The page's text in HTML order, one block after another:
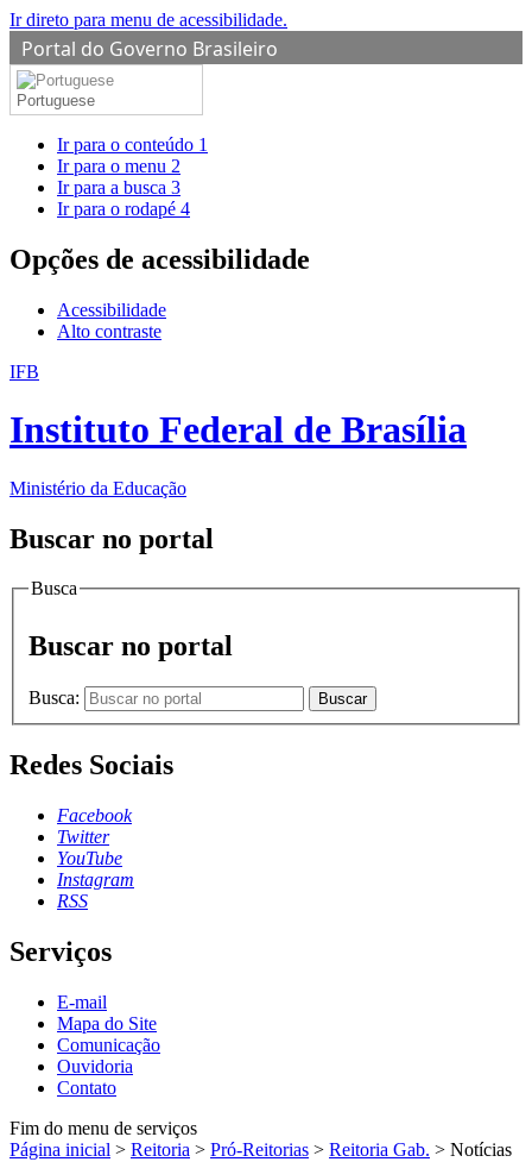
Ir direto para menu de acessibilidade.
Portal do Governo Brasileiro
Portuguese
Ir para o conteúdo 1
Ir para o menu 2
Ir para a busca 3
Ir para o rodapé 4
Opções de acessibilidade
Acessibilidade
Alto contraste
IFB
Instituto Federal de Brasília
Ministério da Educação
Buscar no portal
Busca
Buscar no portal
Busca: Buscar
Redes Sociais
Facebook
Twitter
YouTube
Instagram
RSS
Serviços
E-mail
Mapa do Site
Comunicação
Ouvidoria
Contato
Fim do menu de serviços
Página inicial > Reitoria > Pró-Reitorias > Reitoria Gab. > Notícias